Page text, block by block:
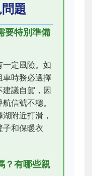
題
要特別準備
定風險。如
車時務必選擇
建議自駕，因
信號不穩。
附近打滑，
子和保暖衣
？有哪些親